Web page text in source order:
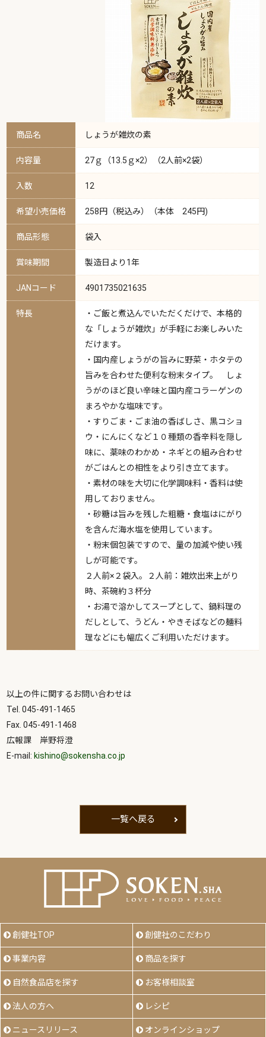
商品名 しょうが雑炊の素
内容量 27ｇ（13.5ｇ×2）（2人前×2袋）
入数 12
希望小売価格 258円（税込み）（本体 245円)
商品形態 袋入
賞味期間 製造日より1年
JANコード 4901735021635
特長
・ご飯と煮込んでいただくだけで、本格的
な「しょうが雑炊」が手軽にお楽しみいた
だけます。
・国内産しょうがの旨みに野菜・ホタテの
旨みを合わせた便利な粉末タイプ。 しょ
うがのほど良い辛味と国内産コラーゲンの
まろやかな塩味です。
・すりごま・ごま油の香ばしさ、黒コショ
ウ・にんにくなど１０種類の香辛料を隠し
味に、薬味のわかめ・ネギとの組み合わせ
がごはんとの相性をより引き立てます。
・素材の味を大切に化学調味料・香料は使
用しておりません。
・砂糖は旨みを残した粗糖・食塩はにがり
を含んだ海水塩を使用しています。
・粉末個包装ですので、量の加減や使い残
しが可能です。
２人前×２袋入。２人前：雑炊出来上がり
時、茶碗約３杯分
・お湯で溶かしてスープとして、鍋料理の
だしとして、うどん・やきそばなどの麺料
理などにも幅広くご利用いただけます。
以上の件に関するお問い合わせは
Tel. 045-491-1465
Fax. 045-491-1468
広報課 岸野将澄
E-mail: kishino@sokensha.co.jp
一覧へ戻る
創健社TOP 創健社のこだわり
事業内容 商品を探す
自然食品店を探す お客様相談室
法人の方へ レシピ
ニュースリリース オンラインショップ